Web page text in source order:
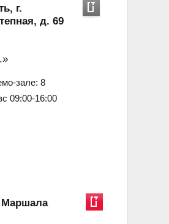
г.
д. 69
зале: 8
09:00-16:00
Маршала